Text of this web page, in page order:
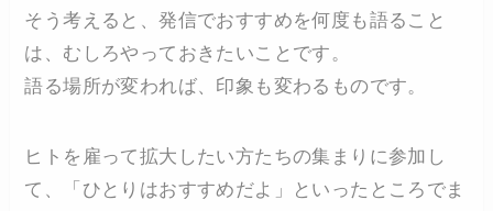
そう考えると、発信でおすすめを何度も語ること
は、むしろやっておきたいことです。
語る場所が変われば、印象も変わるものです。
ヒトを雇って拡大したい方たちの集まりに参加し
て、「ひとりはおすすめだよ」といったところでま